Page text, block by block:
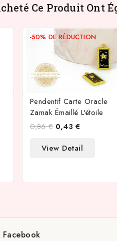
Ce Produit Ont
Pendentif Carte Oracle
Zamak Émaillé L'étoile
0,86 €
-50% DE RÉDUCTION
0,43 €
View Detail
Facebook